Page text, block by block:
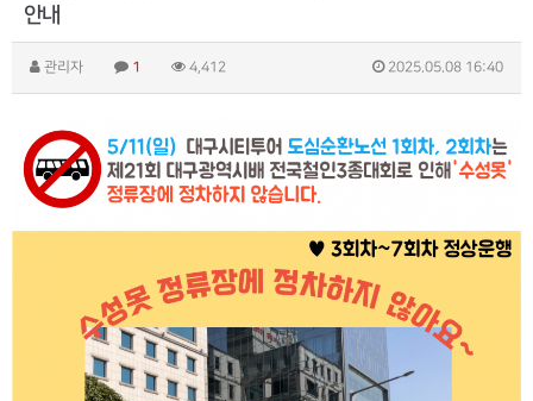
안내
관리자 1 4,412 2025.05.08 16:40